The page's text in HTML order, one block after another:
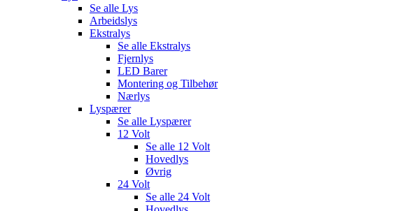
Se alle Lys
Arbeidslys
Ekstralys
Se alle Ekstralys
Fjernlys
LED Barer
Montering og Tilbehør
Nærlys
Lyspærer
Se alle Lyspærer
12 Volt
Se alle 12 Volt
Hovedlys
Øvrig
24 Volt
Se alle 24 Volt